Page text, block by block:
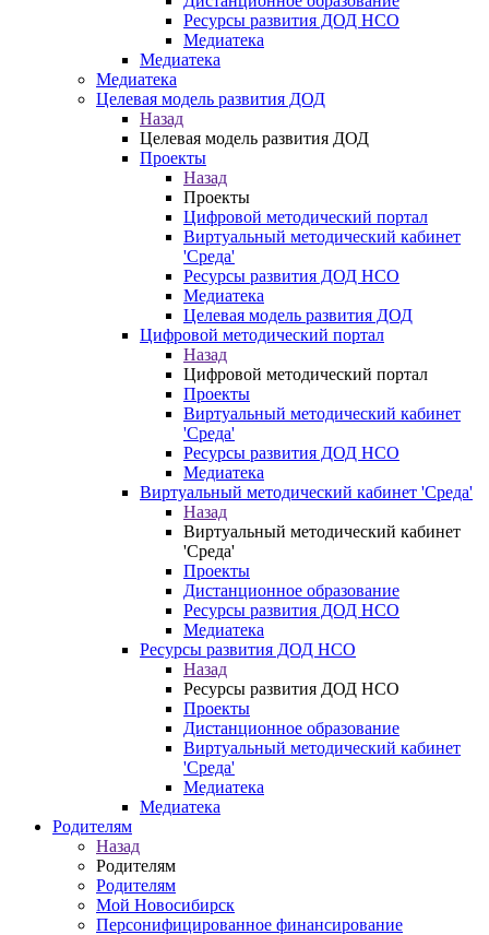
Ресурсы развития ДОД НСО
Медиатека
Медиатека
Медиатека
Целевая модель развития ДОД
Назад
Целевая модель развития ДОД
Проекты
Назад
Проекты
Цифровой методический портал
Виртуальный методический кабинет
'Среда'
Ресурсы развития ДОД НСО
Медиатека
Целевая модель развития ДОД
Цифровой методический портал
Назад
Цифровой методический портал
Проекты
Виртуальный методический кабинет
'Среда'
Ресурсы развития ДОД НСО
Медиатека
Виртуальный методический кабинет 'Среда'
Назад
Виртуальный методический кабинет
'Среда'
Проекты
Дистанционное образование
Ресурсы развития ДОД НСО
Медиатека
Ресурсы развития ДОД НСО
Назад
Ресурсы развития ДОД НСО
Проекты
Дистанционное образование
Виртуальный методический кабинет
'Среда'
Медиатека
Медиатека
Родителям
Назад
Родителям
Родителям
Мой Новосибирск
Персонифицированное финансирование